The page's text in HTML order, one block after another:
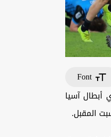
Font
أبطال آسيا